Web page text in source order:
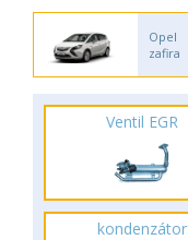
Opel
zafira
Ventil EGR
kondenzátor